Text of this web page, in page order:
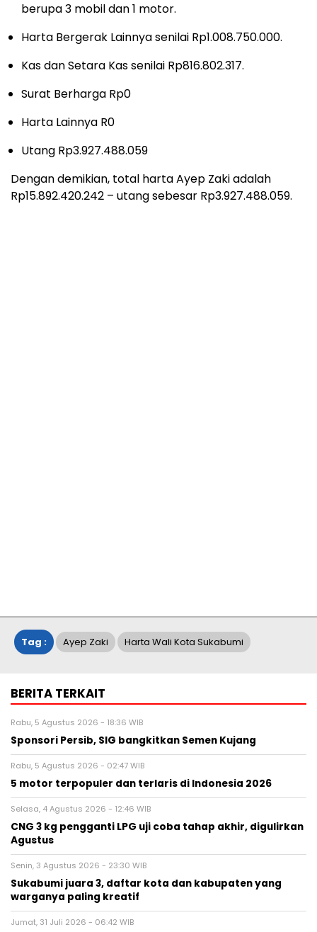
berupa 3 mobil dan 1 motor.
Harta Bergerak Lainnya senilai Rp1.008.750.000.
Kas dan Setara Kas senilai Rp816.802.317.
Surat Berharga Rp0
Harta Lainnya R0
Utang Rp3.927.488.059
Dengan demikian, total harta Ayep Zaki adalah
Rp15.892.420.242 – utang sebesar Rp3.927.488.059.
Tag : Ayep Zaki Harta Wali Kota Sukabumi
BERITA TERKAIT
Rabu, 5 Agustus 2026 - 18:36 WIB
Sponsori Persib, SIG bangkitkan Semen Kujang
Rabu, 5 Agustus 2026 - 02:47 WIB
5 motor terpopuler dan terlaris di Indonesia 2026
Selasa, 4 Agustus 2026 - 12:46 WIB
CNG 3 kg pengganti LPG uji coba tahap akhir, digulirkan
Agustus
Senin, 3 Agustus 2026 - 23:30 WIB
Sukabumi juara 3, daftar kota dan kabupaten yang
warganya paling kreatif
Jumat, 31 Juli 2026 - 06:42 WIB